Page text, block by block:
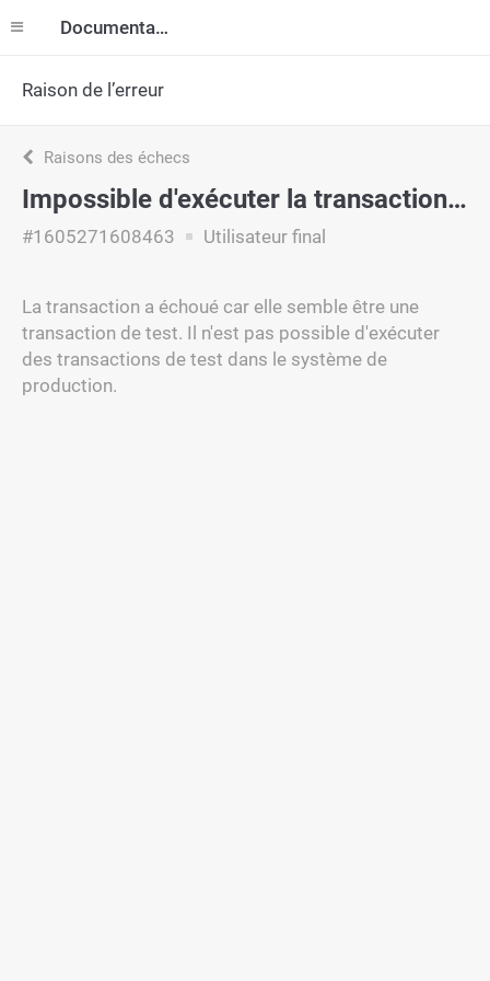
Documentation
Raison de l’erreur
Raisons des échecs
Impossible d'exécuter la transaction de test dans le système de production
#1605271608463 Utilisateur final
La transaction a échoué car elle semble être une
transaction de test. Il n'est pas possible d'exécuter
des transactions de test dans le système de
production.